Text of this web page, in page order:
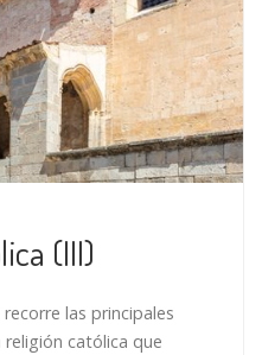
(III)
las principales
católica que